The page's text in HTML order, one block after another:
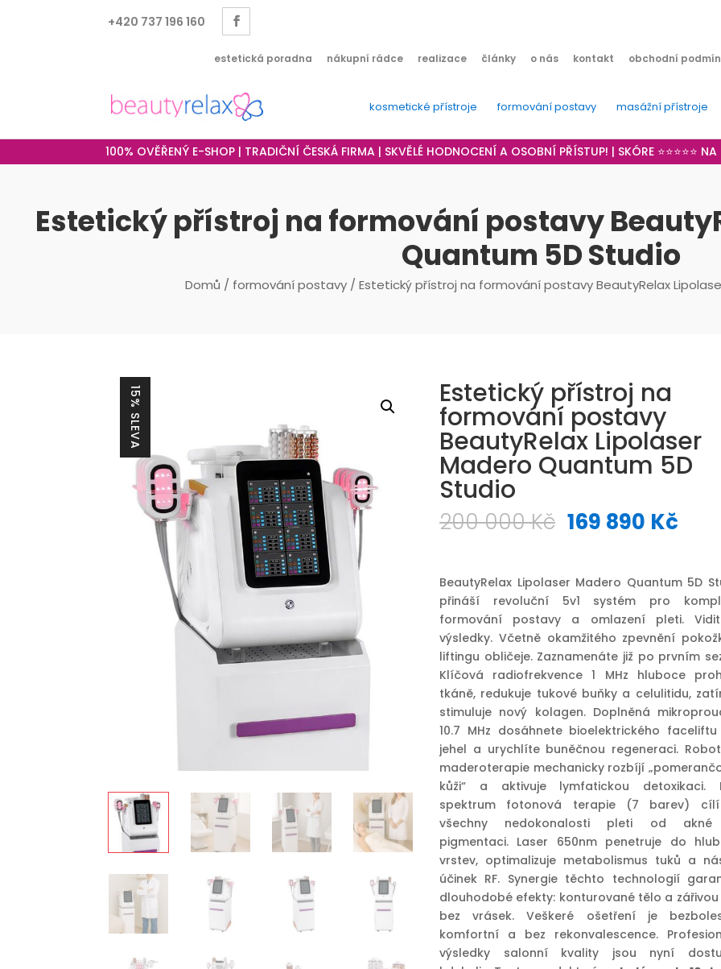
+420 737 196 160
estetická poradna nákupní rádce realizace články o nás kontakt obchodní
kosmetické přístroje formování postavy masážní přístroje
100% OVĚŘENÝ E-SHOP | TRADIČNÍ ČESKÁ FIRMA | SKVĚLÉ HODNOCENÍ A OSOBNÍ PŘÍSTUP! | SKÓRE ⭐⭐⭐⭐⭐
Estetický přístroj na formování postavy
Quantum 5D Studio
Domů / formování postavy / Estetický přístroj na formování postavy BeautyRelax
15% SLEVA Estetický přístroj na
formování postavy
BeautyRelax Lipolaser
Madero Quantum 5D
Studio
200 000Kč Původní
200
000 Kč.
169 890 Kč
169
BeautyRelax Lipolaser Madero Quantum 5D
přináší revoluční 5v1 systém pro
formování postavy a omlazení pleti.
výsledky. Včetně okamžitého zpevnění
liftingu obličeje. Zaznamenáte již po prvním
Klíčová radiofrekvence 1 MHz hluboce
tkáně, redukuje tukové buňky a celulitidu,
stimuluje nový kolagen. Doplněná
10.7 MHz dosáhnete bioelektrického
jehel a urychlíte buněčnou regeneraci.
maderoterapie mechanicky rozbíjí
kůži“ a aktivuje lymfatickou detoxikaci.
spektrum fotonová terapie (7 barev)
všechny nedokonalosti pleti od
pigmentaci. Laser 650nm penetruje do
vrstev, optimalizuje metabolismus tuků a
účinek RF. Synergie těchto technologií
dlouhodobé efekty: konturované tělo a
bez vrásek. Veškeré ošetření je
komfortní a bez rekonvalescence.
výsledky salonní kvality jsou nyní